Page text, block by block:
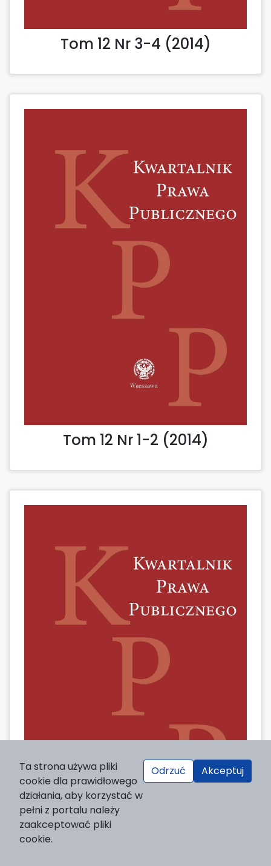
Tom 12 Nr 3-4 (2014)
Tom 12 Nr 1-2 (2014)
Tom 13 Nr 3 (2013)
Ta strona używa pliki
cookie dla prawidłowego
działania, aby korzystać w
pełni z portalu należy
zaakceptować pliki
cookie.
Odrzuć Akceptuj